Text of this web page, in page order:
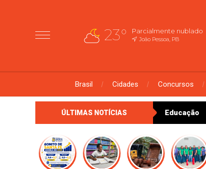
23° Parcialmente nublado
João Pessoa, PB
Brasil Cidades Concursos
ÚLTIMAS NOTÍCIAS Educação